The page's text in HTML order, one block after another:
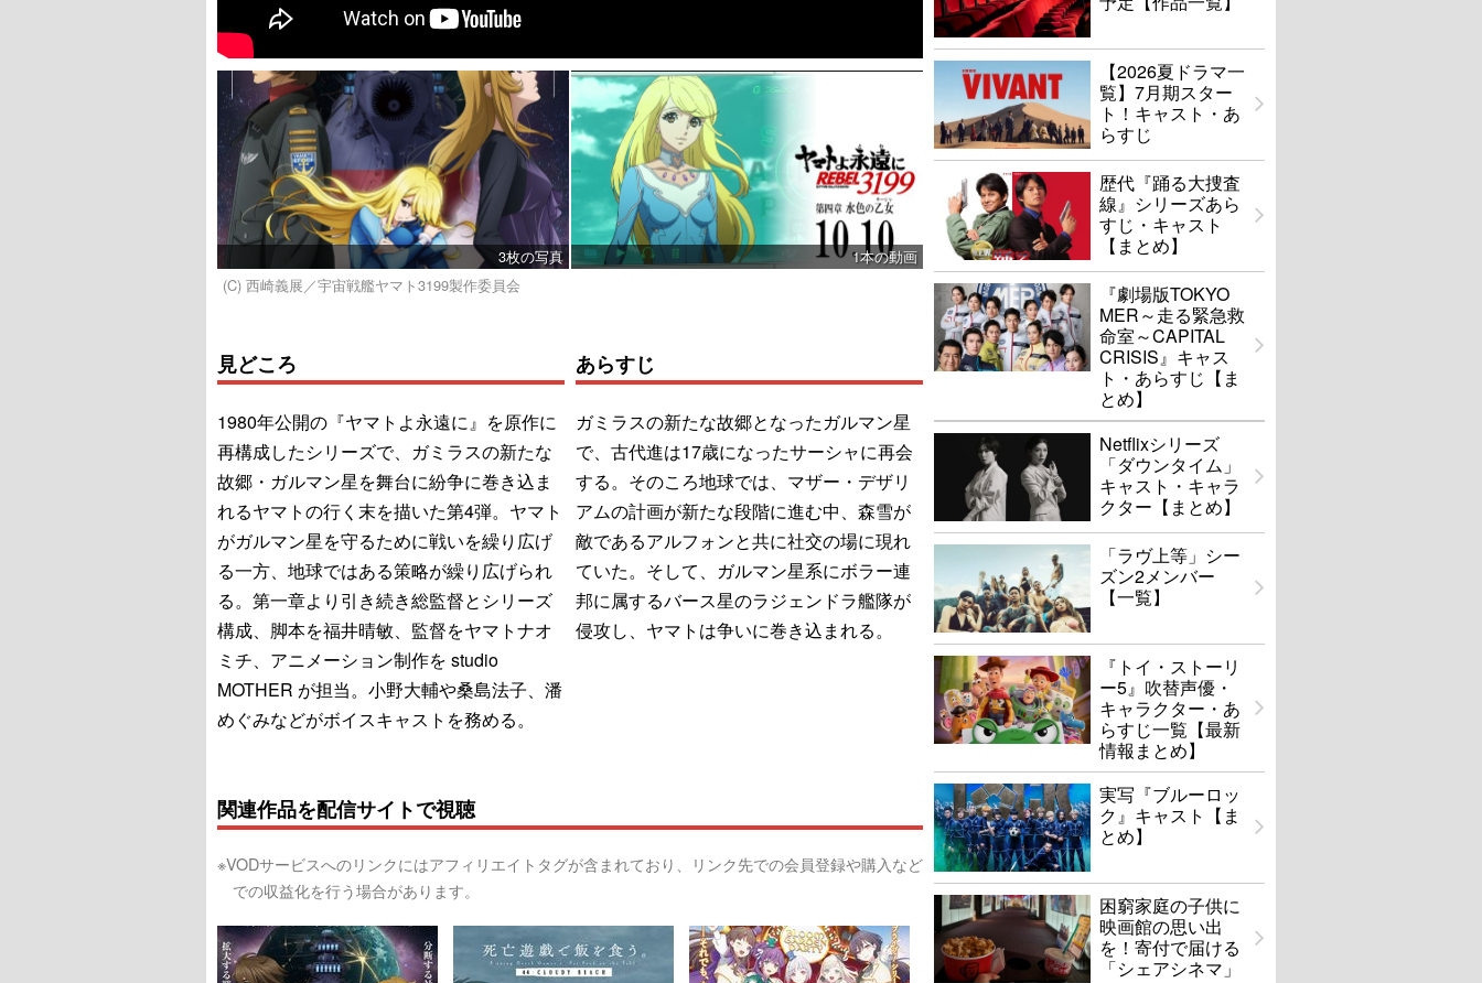
3枚の写真
1本の動画
(C) 西崎義展／宇宙戦艦ヤマト3199製作委員会
見どころ
1980年公開の『ヤマトよ永遠に』を原作に
再構成したシリーズで、ガミラスの新たな
故郷・ガルマン星を舞台に紛争に巻き込ま
れるヤマトの行く末を描いた第4弾。ヤマト
がガルマン星を守るために戦いを繰り広げ
る一方、地球ではある策略が繰り広げられ
る。第一章より引き続き総監督とシリーズ
構成、脚本を福井晴敏、監督をヤマトナオ
ミチ、アニメーション制作を studio
MOTHER が担当。小野大輔や桑島法子、潘
めぐみなどがボイスキャストを務める。
あらすじ
ガミラスの新たな故郷となったガルマン星
で、古代進は17歳になったサーシャに再会
する。そのころ地球では、マザー・デザリ
アムの計画が新たな段階に進む中、森雪が
敵であるアルフォンと共に社交の場に現れ
ていた。そして、ガルマン星系にボラー連
邦に属するバース星のラジェンドラ艦隊が
侵攻し、ヤマトは争いに巻き込まれる。
関連作品を配信サイトで視聴
※VODサービスへのリンクにはアフィリエイトタグが含まれており、リンク先での会員登録や購入など
での収益化を行う場合があります。
【2026夏ドラマ一
覧】7月期スター
ト！キャスト・あ
らすじ
歴代『踊る大捜査
線』シリーズあら
すじ・キャスト
【まとめ】
『劇場版TOKYO
MER～走る緊急救
命室～CAPITAL
CRISIS』キャス
ト・あらすじ【ま
とめ】
Netflixシリーズ
「ダウンタイム」
キャスト・キャラ
クター【まとめ】
「ラヴ上等」シー
ズン2メンバー
【一覧】
『トイ・ストーリ
ー5』吹替声優・
キャラクター・あ
らすじ一覧【最新
情報まとめ】
実写『ブルーロッ
ク』キャスト【ま
とめ】
困窮家庭の子供に
映画館の思い出
を！寄付で届ける
「シェアシネマ」